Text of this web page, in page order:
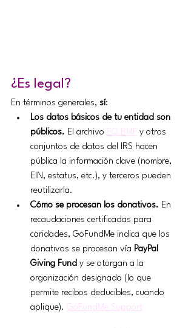
¿Es legal?
En términos generales, sí:
Los datos básicos de tu entidad son
públicos. El archivo EO BMF y otros
conjuntos de datos del IRS hacen
pública la información clave (nombre,
EIN, estatus, etc.), y terceros pueden
reutilizarla.
Cómo se procesan los donativos. En
recaudaciones certificadas para
caridades, GoFundMe indica que los
donativos se procesan vía PayPal
Giving Fund y se otorgan a la
organización designada (lo que
permite recibos deducibles, cuando
aplique). GoFundMe Support